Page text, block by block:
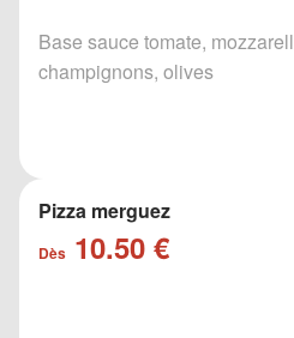
Base sauce tomate,
champignons, olives
Pizza merguez
Dès 10.50 €